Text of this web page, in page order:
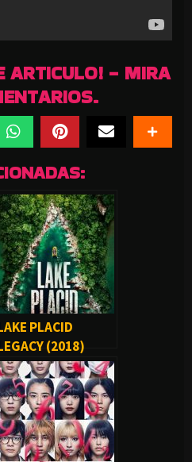
ARTICULO! - MIRA
PLACID
(2018)